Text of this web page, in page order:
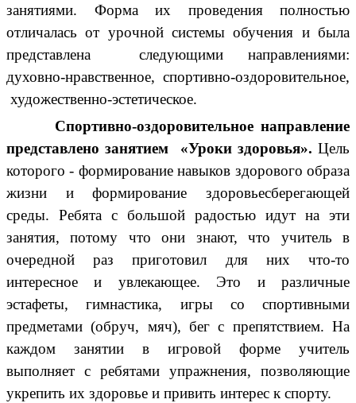
занятиями. Форма их проведения полностью
отличалась от урочной системы обучения и была
представлена следующими направлениями:
духовно-нравственное, спортивно-оздоровительное,
художественно-эстетическое.
Спортивно-оздоровительное направление
представлено занятием «Уроки здоровья». Цель
которого - формирование навыков здорового образа
жизни и формирование здоровьесберегающей
среды. Ребята с большой радостью идут на эти
занятия, потому что они знают, что учитель в
очередной раз приготовил для них что-то
интересное и увлекающее. Это и различные
эстафеты, гимнастика, игры со спортивными
предметами (обруч, мяч), бег с препятствием. На
каждом занятии в игровой форме учитель
выполняет с ребятами упражнения, позволяющие
укрепить их здоровье и привить интерес к спорту.